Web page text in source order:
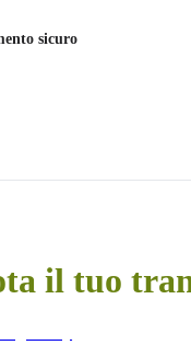
sicuro
il tuo